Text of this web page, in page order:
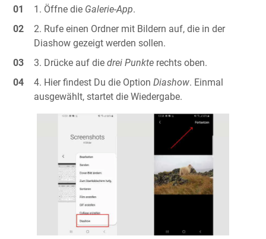
Öffne die Galerie-App.
Rufe einen Ordner mit Bildern auf, die in der
Diashow gezeigt werden sollen.
Drücke auf diedrei Punkte rechts oben.
Hier findest Du die OptionDiashow. Einmal
ausgewählt, startet die Wiedergabe.